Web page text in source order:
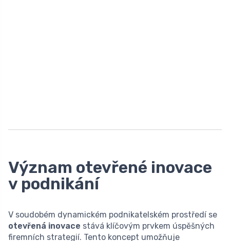
Význam otevřené inovace
v podnikání
V soudobém dynamickém podnikatelském prostředí se
otevřená inovace stává klíčovým prvkem úspěšných
firemních strategií. Tento koncept umožňuje